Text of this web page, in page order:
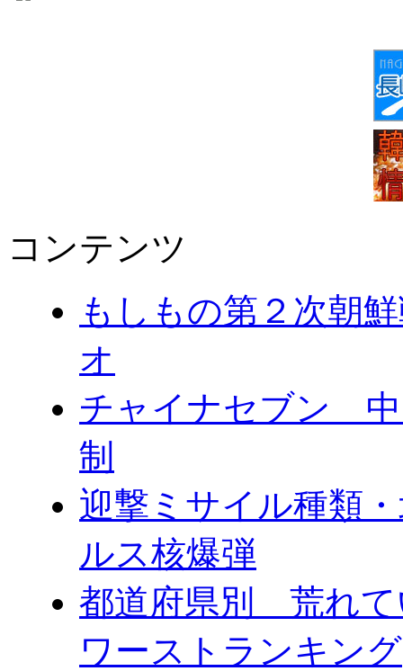
コンテンツ
もしもの第２次朝
オ
チャイナセブン
制
迎撃ミサイル種類
ルス核爆弾
都道府県別 荒れて
ワーストランキング